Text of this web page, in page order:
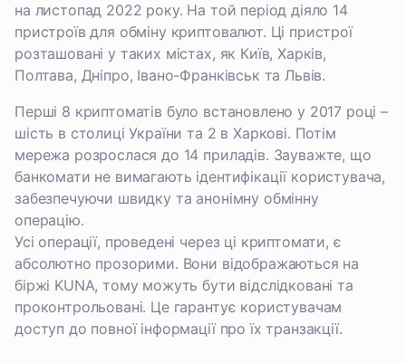
на листопад 2022 року. На той період діяло 14
пристроїв для обміну криптовалют. Ці пристрої
розташовані у таких містах, як Київ, Харків,
Полтава, Дніпро, Івано-Франківськ та Львів.
Перші 8 криптоматів було встановлено у 2017 році –
шість в столиці України та 2 в Харкові. Потім
мережа розрослася до 14 приладів. Зауважте, що
банкомати не вимагають ідентифікації користувача,
забезпечуючи швидку та анонімну обмінну
операцію.
Усі операції, проведені через ці криптомати, є
абсолютно прозорими. Вони відображаються на
біржі KUNA, тому можуть бути відслідковані та
проконтрольовані. Це гарантує користувачам
доступ до повної інформації про їх транзакції.